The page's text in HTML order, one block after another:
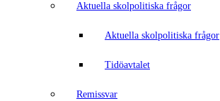
Aktuella skolpolitiska frågor
Aktuella skolpolitiska frågor
Tidöavtalet
Remissvar